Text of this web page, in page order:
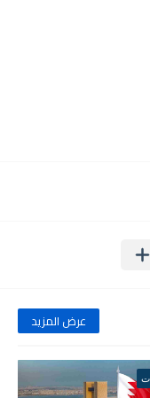
عرض المزيد